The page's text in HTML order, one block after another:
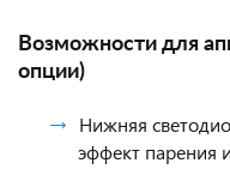
Возможности для
опции)
Нижняя
эффект парения